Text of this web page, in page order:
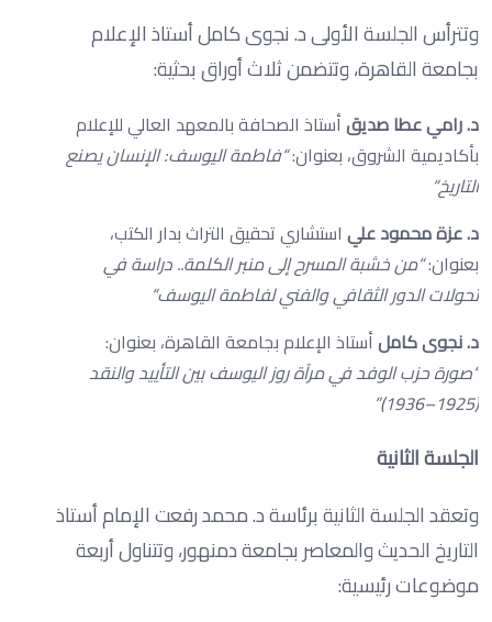
وتترأس الجلسة الأولى د. نجوى كامل أستاذ الإعلام
بجامعة القاهرة، وتتضمن ثلاث أوراق بحثية:
د. رامي عطا صديقأستاذ الصحافة بالمعهد العالي للإعلام
بأكاديمية الشروق، بعنوان:“فاطمة اليوسف: الإنسان يصنع
التاريخ“
د. عزة محمود علي استشاري تحقيق التراث بدار الكتب،
بعنوان:“من خشبة المسرح إلى منبر الكلمة.. دراسة في
تحولات الدور الثقافي والفني لفاطمة اليوسف“
د. نجوى كاملأستاذ الإعلام بجامعة القاهرة، بعنوان:
“صورة حزب الوفد في مرآة روز اليوسف بين التأييد والنقد
(1925–1936)”
الجلسة الثانية
وتعقد الجلسة الثانية برئاسة د. محمد رفعت الإمام أستاذ
التاريخ الحديث والمعاصر بجامعة دمنهور، وتتناول أربعة
موضوعات رئيسية: